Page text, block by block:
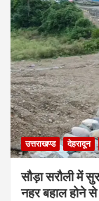
उत्तराखण्ड देहरादून
सौड़ा सरौली में
नहर बहाल होने से